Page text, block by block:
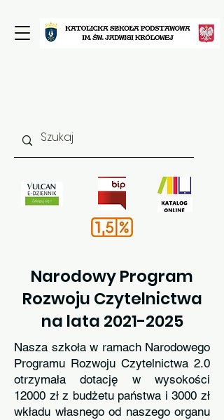
Narodowy Program
Rozwoju Czytelnictwa
na lata 2021-2025
Nasza szkoła w ramach Narodowego
Programu Rozwoju Czytelnictwa 2.0
otrzymała dotację w wysokości
12000 zł z budżetu państwa i 3000 zł
wkładu własnego od naszego organu